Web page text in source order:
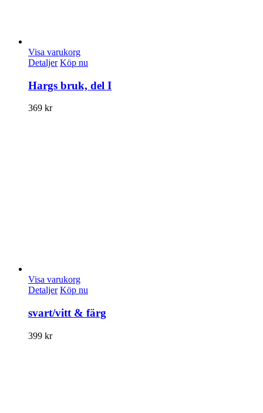
Visa varukorg
Detaljer Köp nu
Hargs bruk, del I
369 kr
Visa varukorg
Detaljer Köp nu
svart/vitt & färg
399 kr